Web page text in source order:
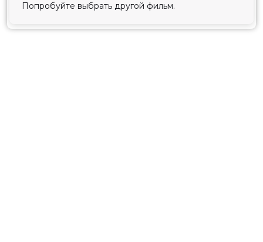
Попробуйте выбрать другой фильм.
Принять